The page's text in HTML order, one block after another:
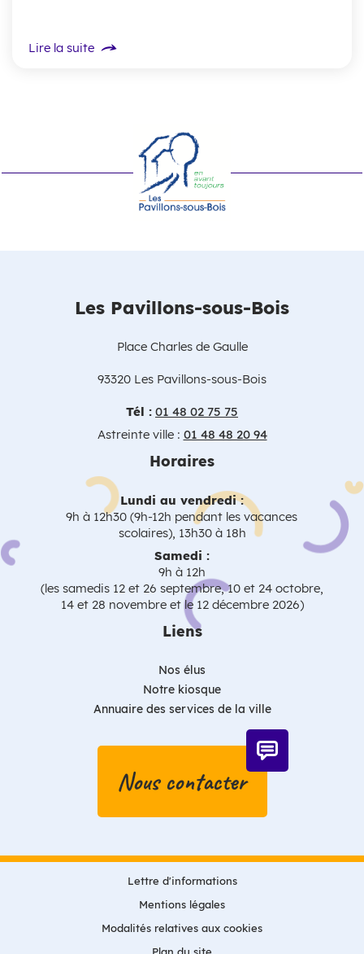
Lire la suite
Les Pavillons-sous-Bois
Place Charles de Gaulle
93320 Les Pavillons-sous-Bois
Tél : 01 48 02 75 75
Astreinte ville : 01 48 48 20 94
Horaires
Lundi au vendredi :
9h à 12h30 (9h-12h pendant les vacances
scolaires), 13h30 à 18h
Samedi :
9h à 12h
(les samedis 12 et 26 septembre, 10 et 24 octobre,
14 et 28 novembre et le 12 décembre 2026)
Liens
Nos élus
Notre kiosque
Annuaire des services de la ville
Nous contacter
Lettre d'informations
Mentions légales
Modalités relatives aux cookies